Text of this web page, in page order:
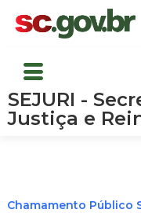
SEJURI -
Justiça e
Chamamento Público